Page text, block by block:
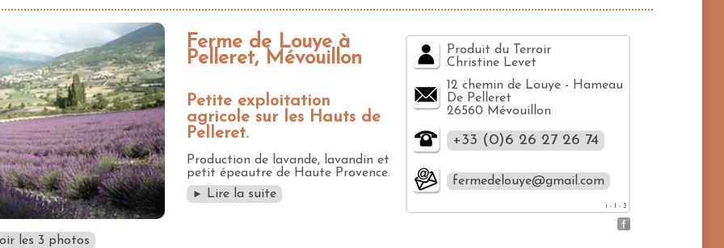
les 3 photos
Ferme de Louye à
Pelleret, Mévouillon
Petite exploitation
agricole sur les Hauts de
Pelleret.
Production de lavande, lavandin et
petit épeautre de Haute Provence.
► Lire la suite
Produit du Terroir
Christine Levet
12 chemin de Louye - Hameau
De Pelleret
26560 Mévouillon
+33 (0)6 26 27 26 74
fermedelouye@gmail.com
i - 1 - 3